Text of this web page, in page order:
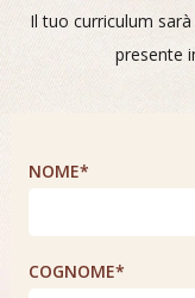
Il tuo curriculum
presente
NOME*
COGNOME*